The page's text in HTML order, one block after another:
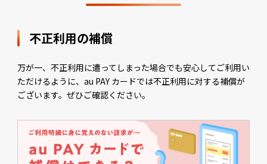
不正利用の補償
万が一、不正利用に遭ってしまった場合でも安心してご利用い
ただけるように、au PAY カードでは不正利用に対する補償が
ございます。ぜひご確認ください。